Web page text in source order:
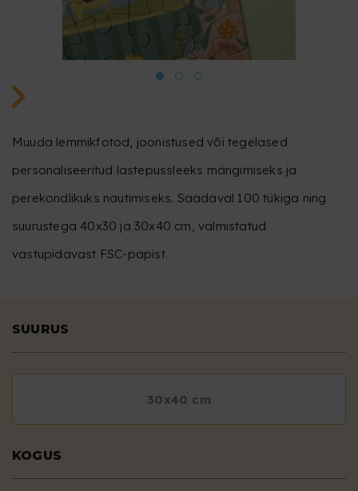
Muuda lemmikfotod, joonistused või tegelased
personaliseeritud lastepussleeks mängimiseks ja
perekondlikuks nautimiseks. Saadaval 100 tükiga ning
suurustega 40x30 ja 30x40 cm, valmistatud
vastupidavast FSC-papist.
SUURUS
30x40 cm
KOGUS